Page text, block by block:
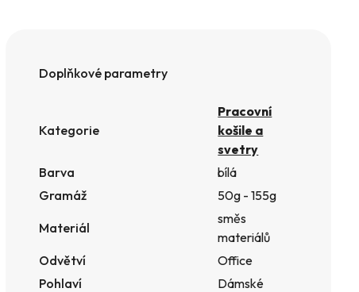
Doplňkové parametry
Kategorie
Pracovní
košile a
svetry
Barva
bílá
Gramáž
50g - 155g
Materiál
směs
materiálů
Odvětví
Office
Pohlaví
Dámské